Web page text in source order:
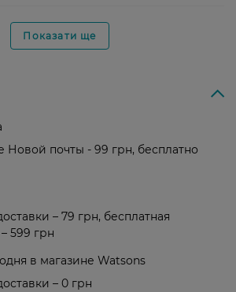
Показати ще
Новой почты - 99 грн, бесплатно
– 79 грн, бесплатная
599 грн
в магазине Watsons
– 0 грн